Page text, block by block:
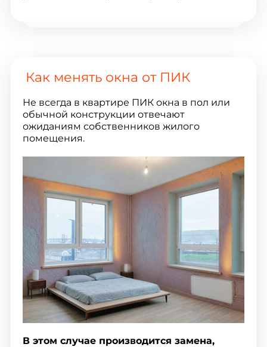
Как менять окна от ПИК
Не всегда в квартире ПИК окна в пол или
обычной конструкции отвечают
ожиданиям собственников жилого
помещения.
В этом случае производится замена,